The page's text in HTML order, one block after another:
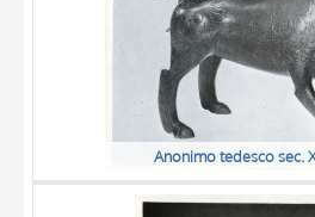
Anonimo tedesco sec.